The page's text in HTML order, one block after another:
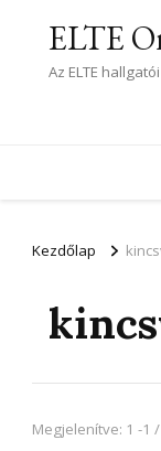
ELTE
Az ELTE
Kezdőlap
Megjelenítve: 1 -1